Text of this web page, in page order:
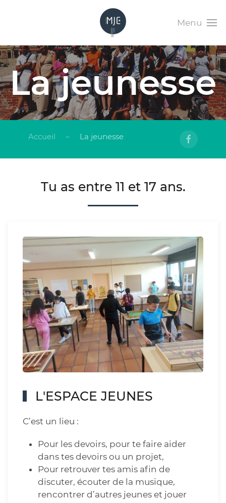
Menu
La jeunesse
Accueil La jeunesse
Tu as entre 11 et 17 ans.
L'ESPACE JEUNES
C’est un lieu :
Pour les devoirs, pour te faire aider
dans tes devoirs ou un projet,
Pour retrouver tes amis afin de
discuter, écouter de la musique,
rencontrer d’autres jeunes et jouer